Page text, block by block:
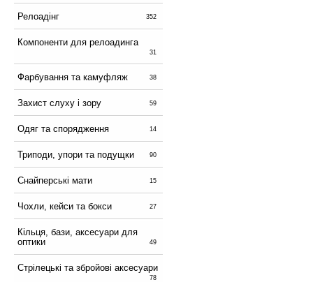
Релоадінг 352
Компоненти для релоадинга
31
Фарбування та камуфляж 38
Захист слуху і зору 59
Одяг та спорядження 14
Триподи, упори та подущки 90
Снайперські мати 15
Чохли, кейси та бокси 27
Кільця, бази, аксесуари для
оптики
49
Стрілецькі та збройові аксесуари
78